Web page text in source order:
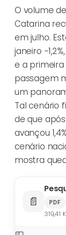
O volume
Catarina
em julho.
janeiro -
e a
passagem
um
Tal cenário
de que
avançou
cenário
mostra
📄 PDF
319,41